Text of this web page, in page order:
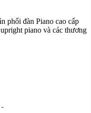
phối đàn Piano cao cấp
piano và các thương